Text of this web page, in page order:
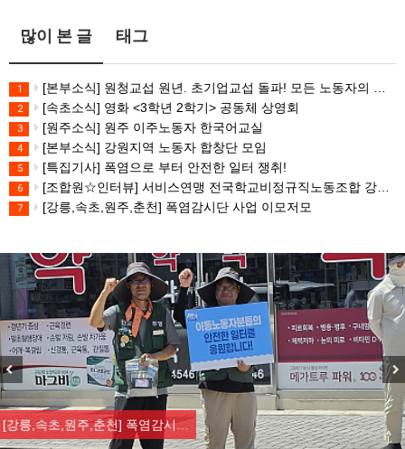
많이 본 글 태그
1 [본부소식] 원청교섭 원년. 초기업교섭 돌파! 모든 노동자의 노동기본권 쟁취! 민주노총 7.15 총파업대회
2 [속초소식] 영화 <3학년 2학기> 공동체 상영회
3 [원주소식] 원주 이주노동자 한국어교실
4 [본부소식] 강원지역 노동자 합창단 모임
5 [특집기사] 폭염으로 부터 안전한 일터 쟁취!
6 [조합원☆인터뷰] 서비스연맹 전국학교비정규직노동조합 강원지부 김유미 춘천지회장
7 [강릉,속초,원주,춘천] 폭염감시단 사업 이모저모
[강릉,속초,원주,춘천] 폭염감시…